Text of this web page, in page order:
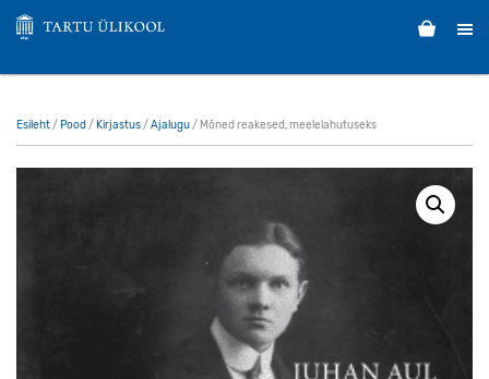
Esileht/ Pood / Kirjastus/ Ajalugu/ Mõned reakesed, meelelahutuseks